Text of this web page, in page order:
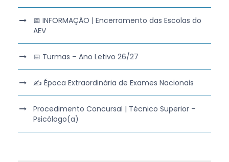
📅 INFORMAÇÃO | Encerramento das Escolas do
AEV
📅 Turmas – Ano Letivo 26/27
✍️ Época Extraordinária de Exames Nacionais
Procedimento Concursal | Técnico Superior –
Psicólogo(a)